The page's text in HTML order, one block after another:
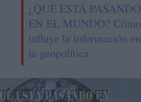
¿QUÉ ESTÁ PASANDO
EN EL MUNDO? Cómo
influye la información en
la geopolítica